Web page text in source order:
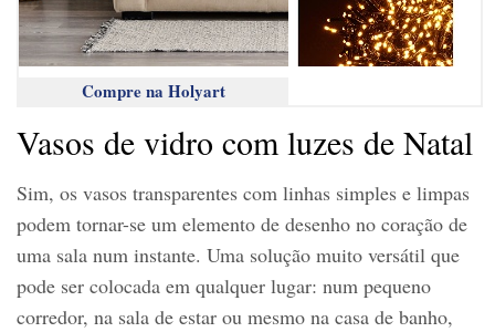
Compre na Holyart
Vasos de vidro com luzes de Natal
Sim, os vasos transparentes com linhas simples e limpas
podem tornar-se um elemento de desenho no coração de
uma sala num instante. Uma solução muito versátil que
pode ser colocada em qualquer lugar: num pequeno
corredor, na sala de estar ou mesmo na casa de banho,